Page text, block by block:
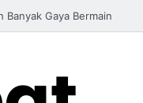
yang Semakin Halus